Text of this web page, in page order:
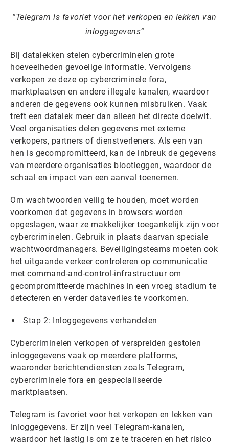
Telegram is favoriet voor het verkopen en lekken van
inloggegevens
Bij datalekken stelen cybercriminelen grote
hoeveelheden gevoelige informatie. Vervolgens
verkopen ze deze op cybercriminele fora,
marktplaatsen en andere illegale kanalen, waardoor
anderen de gegevens ook kunnen misbruiken. Vaak
treft een datalek meer dan alleen het directe doelwit.
Veel organisaties delen gegevens met externe
verkopers, partners of dienstverleners. Als een van
hen is gecompromitteerd, kan de inbreuk de gegevens
van meerdere organisaties blootleggen, waardoor de
schaal en impact van een aanval toenemen.
Om wachtwoorden veilig te houden, moet worden
voorkomen dat gegevens in browsers worden
opgeslagen, waar ze makkelijker toegankelijk zijn voor
cybercriminelen. Gebruik in plaats daarvan speciale
wachtwoordmanagers. Beveiligingsteams moeten ook
het uitgaande verkeer controleren op communicatie
met command-and-control-infrastructuur om
gecompromitteerde machines in een vroeg stadium te
detecteren en verder dataverlies te voorkomen.
Stap 2: Inloggegevens verhandelen
Cybercriminelen verkopen of verspreiden gestolen
inloggegevens vaak op meerdere platforms,
waaronder berichtendiensten zoals Telegram,
cybercriminele fora en gespecialiseerde
marktplaatsen.
Telegram is favoriet voor het verkopen en lekken van
inloggegevens. Er zijn veel Telegram-kanalen,
waardoor het lastig is om ze te traceren en het risico